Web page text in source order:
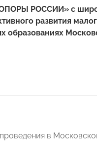
«ОПОРЫ РОССИИ» с
развития
образованиях
в